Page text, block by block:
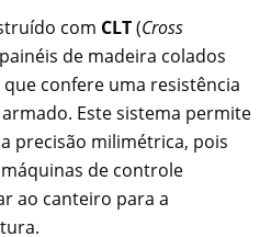
com CLT(Cross
de madeira colados
confere uma resistência
Este sistema permite
precisão milimétrica, pois
de controle
ao canteiro para a